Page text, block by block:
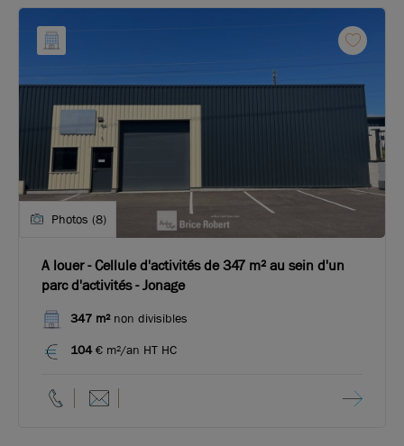
Photos (8)
A louer - Cellule d'activités de 347 m² au sein d'un
parc d'activités - Jonage
347 m²non divisibles
104€ m²/an HT HC